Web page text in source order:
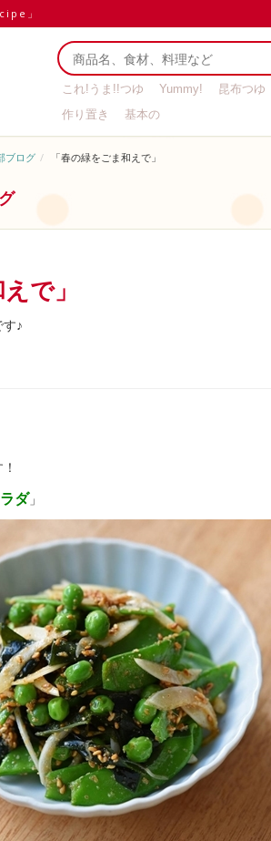
」
これ!うま!!つゆ Yummy! 昆布つゆ
作り置き
基本の
ブログ 「春の緑をごま和えで」
で」
♪
ダ」